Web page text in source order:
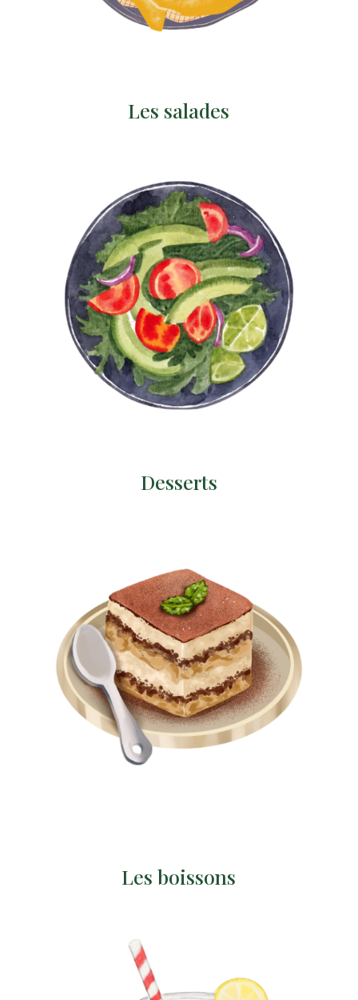
Les salades
Desserts
Les boissons